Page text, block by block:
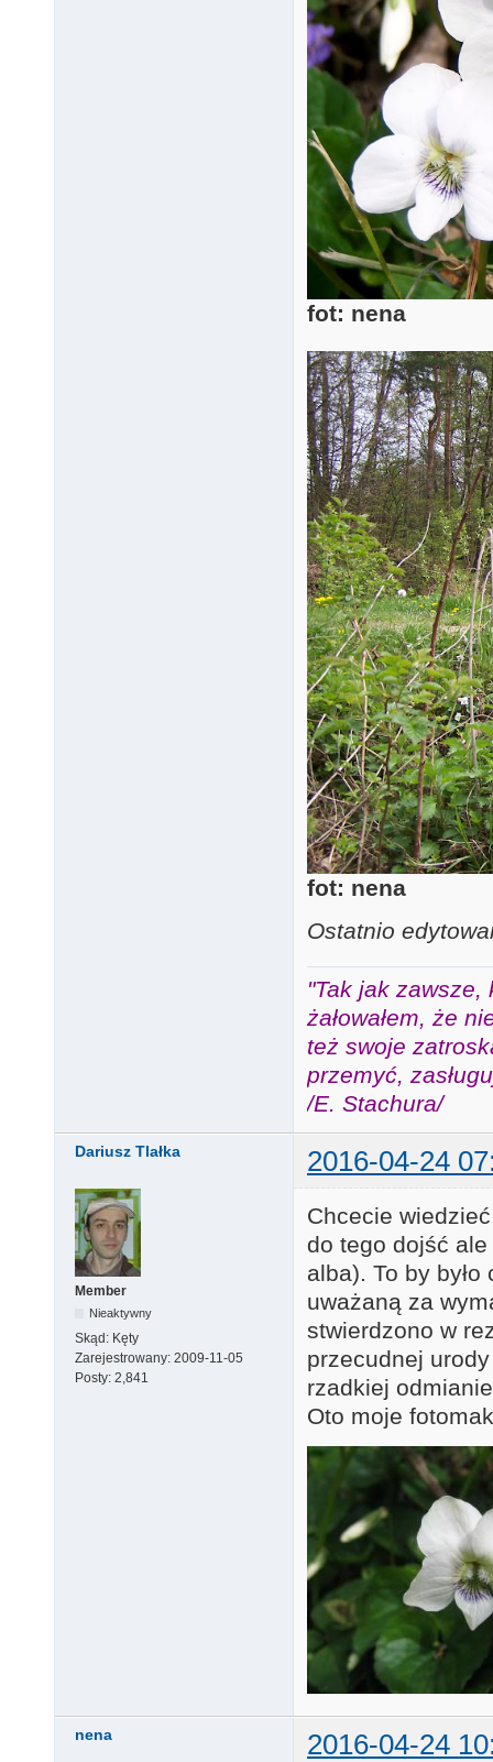
fot: nena
fot: nena
Ostatnio
"Tak jak zawsze,
żałowałem, że
też swoje
przemyć,
/E. Stachura/
Dariusz Tlałka 2016-04-24
Member
Nieaktywny
Skąd: Kęty
Zarejestrowany: 2009-11-05
Posty: 2,841
Chcecie
do tego dojść
alba). To by
uważaną za
stwierdzono w
przecudnej
rzadkiej
Oto moje
nena 2016-04-24